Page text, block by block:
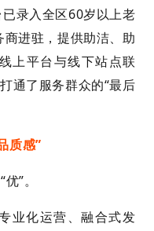
录入全区60岁以上老
进驻，提供助洁、助
上平台与线下站点联
通了服务群众的“最后
质感”
”。
业化运营、融合式发